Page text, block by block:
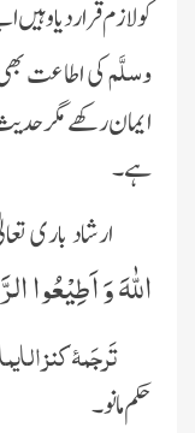
کو لازم قرار دیا
وسلَّمکی اطاعت
ایمان رکھے مگر
ہے۔
ارشاد باری
اللّٰهَ وَ اَطِیْعُوا
تَرجَمۂ کنز
حکم مانو۔